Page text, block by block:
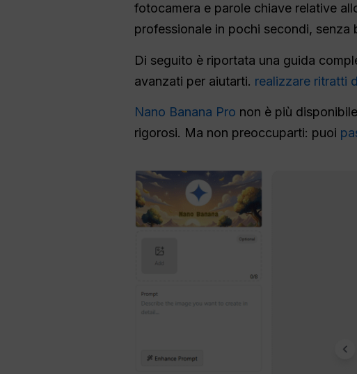
fotocamera e parole chiave relative
professionale in pochi secondi,
Di seguito è riportata una guida
avanzati per aiutarti. realizzare ritratti
Nano Banana Pro non è più
rigorosi. Ma non preoccuparti: puoi